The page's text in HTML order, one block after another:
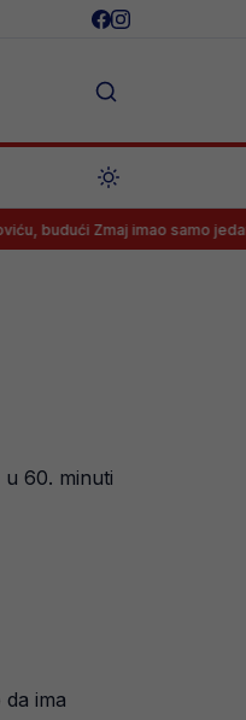
imao samo jedan odgovor
60. minuti
ima